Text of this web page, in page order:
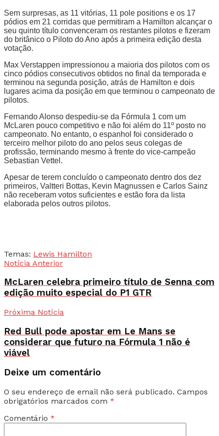
Sem surpresas, as 11 vitórias, 11 pole positions e os 17
pódios em 21 corridas que permitiram a Hamilton alcançar o
seu quinto título convenceram os restantes pilotos e fizeram
do britânico o Piloto do Ano após a primeira edição desta
votação.
Max Verstappen impressionou a maioria dos pilotos com os
cinco pódios consecutivos obtidos no final da temporada e
terminou na segunda posição, atrás de Hamilton e dois
lugares acima da posição em que terminou o campeonato de
pilotos.
Fernando Alonso despediu-se da Fórmula 1 com um
McLaren pouco competitivo e não foi além do 11º posto no
campeonato. No entanto, o espanhol foi considerado o
terceiro melhor piloto do ano pelos seus colegas de
profissão, terminando mesmo à frente do vice-campeão
Sebastian Vettel.
Apesar de terem concluído o campeonato dentro dos dez
primeiros, Valtteri Bottas, Kevin Magnussen e Carlos Sainz
não receberam votos suficientes e estão fora da lista
elaborada pelos outros pilotos.
Temas: Lewis Hamilton
Notícia Anterior
McLaren celebra primeiro título de Senna com
edição muito especial do P1 GTR
Próxima Notícia
Red Bull pode apostar em Le Mans se
considerar que futuro na Fórmula 1 não é
viável
Deixe um comentário
O seu endereço de email não será publicado. Campos
obrigatórios marcados com *
Comentário *